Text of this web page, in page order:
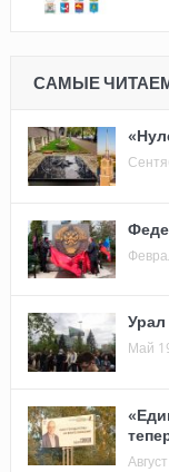
САМЫЕ
Май